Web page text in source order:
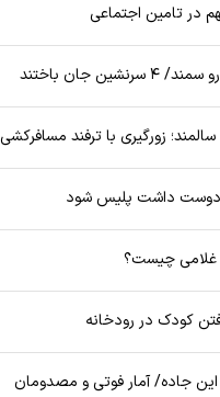
در تامین اجتماعی
زورگیری با ترفند مسافرکشی
دوست داشت پلیس شود
غلامی چیست؟
کودک در رودخانه
این جاده/ آمار فوتی و مصدومان